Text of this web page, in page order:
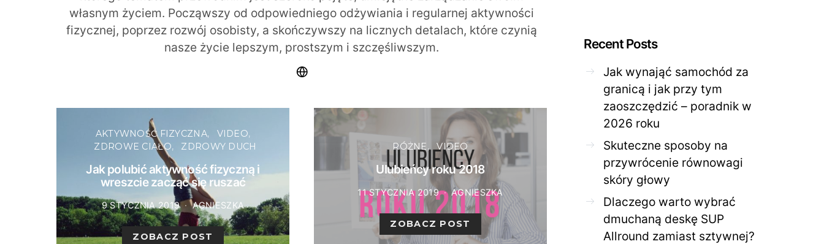
własnym życiem. Począwszy od odpowiedniego odżywiania i regularnej aktywności
fizycznej, poprzez rozwój osobisty, a skończywszy na licznych detalach, które czynią
nasze życie lepszym, prostszym i szczęśliwszym.
AKTYWNOŚĆ FIZYCZNA
VIDEO
ZDROWE CIAŁO
ZDROWY DUCH
Jak polubić aktywność fizyczną i
wreszcie zacząć się ruszać
9 STYCZNIA 2019 AGNIESZKA
ZOBACZ POST
RÓŻNE VIDEO
Ulubieńcy roku 2018
11 STYCZNIA 2019 AGNIESZKA
ZOBACZ POST
Recent Posts
Jak wynająć samochód za
granicą i jak przy tym
zaoszczędzić – poradnik w
2026 roku
Skuteczne sposoby na
przywrócenie równowagi
skóry głowy
Dlaczego warto wybrać
dmuchaną deskę SUP
Allround zamiast sztywnej?